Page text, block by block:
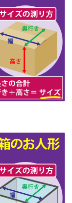
水)
金)
)
金)
(水)
(水)
)
)
)